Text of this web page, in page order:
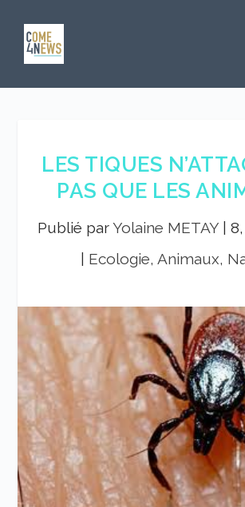
LES TIQUES
PAS QUE LES
Publié parYolaine METAY|
Ecologie, Animaux,